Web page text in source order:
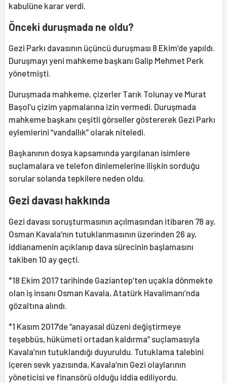
kabulüne karar verdi.
Önceki duruşmada ne oldu?
Gezi Parkı davasının üçüncü duruşması 8 Ekim’de yapıldı.
Duruşmayı yeni mahkeme başkanı Galip Mehmet Perk
yönetmişti.
Duruşmada mahkeme, çizerler Tarık Tolunay ve Murat
Başol’u çizim yapmalarına izin vermedi. Duruşmada
mahkeme başkanı çeşitli görseller göstererek Gezi Parkı
eylemlerini “vandallık” olarak niteledi.
Başkanının dosya kapsamında yargılanan isimlere
suçlamalara ve telefon dinlemelerine ilişkin sorduğu
sorular solanda tepkilere neden oldu.
Gezi davası hakkında
Gezi davası soruşturmasının açılmasından itibaren 78 ay,
Osman Kavala’nın tutuklanmasının üzerinden 26 ay,
iddianamenin açıklanıp dava sürecinin başlamasını
takiben 10 ay geçti.
*18 Ekim 2017 tarihinde Gaziantep’ten uçakla dönmekte
olan iş insanı Osman Kavala, Atatürk Havalimanı’nda
gözaltına alındı.
*1 Kasım 2017’de “anayasal düzeni değiştirmeye
teşebbüs, hükümeti ortadan kaldırma” suçlamasıyla
Kavala’nın tutuklandığı duyuruldu. Tutuklama talebini
içeren sevk yazısında, Kavala’nın Gezi olaylarının
yöneticisi ve finansörü olduğu iddia ediliyordu.